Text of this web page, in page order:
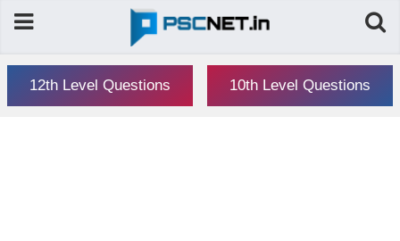
12th Level Questions 10th Level Questions